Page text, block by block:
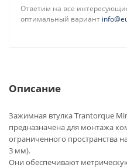
Ответим на все
оптимальный вариант
Описание
Зажимная втулка Trantorque
предназначена для монтажа
ограниченного пространства
3 мм).
Они обеспечивают